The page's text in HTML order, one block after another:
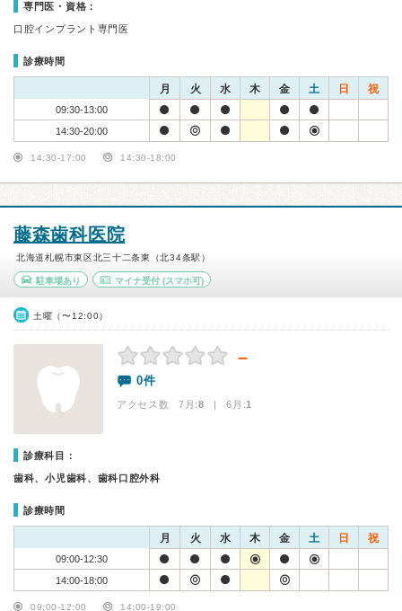
専門医・資格：
口腔インプラント専門医
診療時間
月 火 水 木 金 土 日 祝
09:30-13:00
14:30-20:00
14:30-17:00 14:30-18:00
藤森歯科医院
北海道札幌市東区北三十二条東（北34条駅）
駐車場あり マイナ受付(スマホ可)
土曜（〜12:00）
－
0件
アクセス数 7月:8 | 6月:1
診療科目：
歯科、小児歯科、歯科口腔外科
診療時間
月 火 水 木 金 土 日 祝
09:00-12:30
14:00-18:00
09:00-12:00 14:00-19:00